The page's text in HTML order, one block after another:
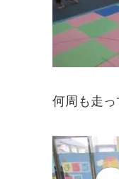
何周も走